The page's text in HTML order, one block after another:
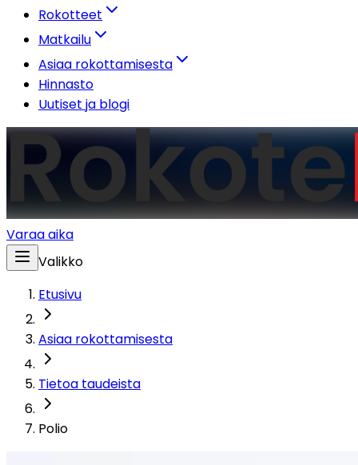
Rokotteet
Matkailu
Asiaa rokottamisesta
Hinnasto
Uutiset ja blogi
Varaa aika
Valikko
Etusivu
Asiaa rokottamisesta
Tietoa taudeista
Polio